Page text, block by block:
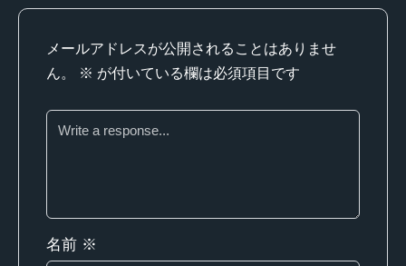
メールアドレスが公開されることはありませ
ん。
※ が付いている欄は必須項目です
名前 ※